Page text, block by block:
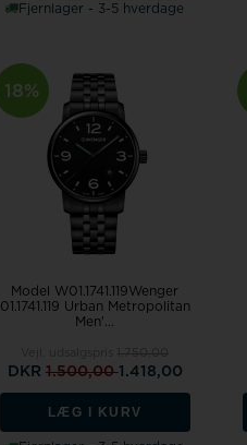
Fjernlager - 3-5 hverdage
18%
Model W01.1741.119Wenger
01.1741.119 Urban Metropolitan
Men'...
DKR 1.500,001.418,00
LÆG I KURV